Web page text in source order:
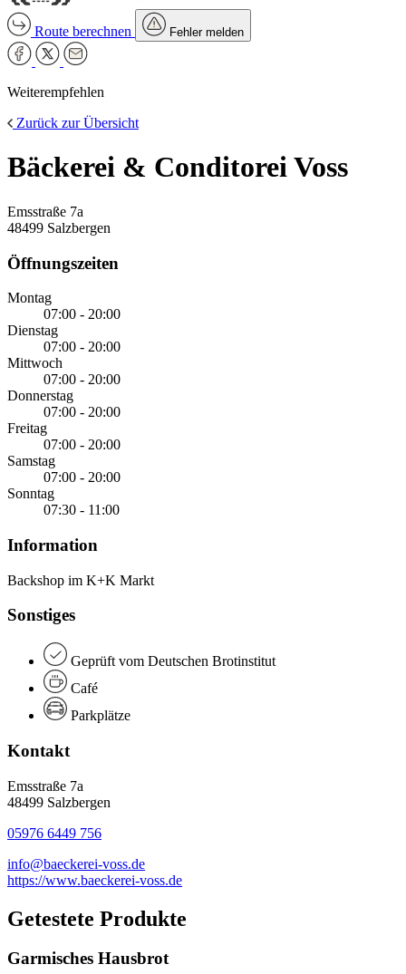
Route berechnen Fehler melden
Weiterempfehlen
Zurück zur Übersicht
Bäckerei & Conditorei Voss
Emsstraße 7a
48499 Salzbergen
Öffnungszeiten
Montag
07:00 - 20:00
Dienstag
07:00 - 20:00
Mittwoch
07:00 - 20:00
Donnerstag
07:00 - 20:00
Freitag
07:00 - 20:00
Samstag
07:00 - 20:00
Sonntag
07:30 - 11:00
Information
Backshop im K+K Markt
Sonstiges
Geprüft vom Deutschen Brotinstitut
Café
Parkplätze
Kontakt
Emsstraße 7a
48499 Salzbergen
05976 6449 756
info@baeckerei-voss.de
https://www.baeckerei-voss.de
Getestete Produkte
Garmisches Hausbrot